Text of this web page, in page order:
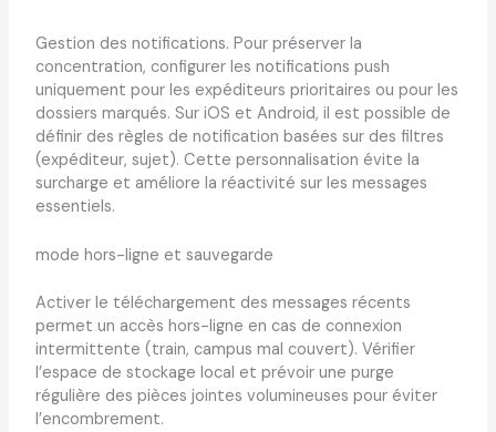
Gestion des notifications. Pour préserver la
concentration, configurer les notifications push
uniquement pour les expéditeurs prioritaires ou pour les
dossiers marqués. Sur iOS et Android, il est possible de
définir des règles de notification basées sur des filtres
(expéditeur, sujet). Cette personnalisation évite la
surcharge et améliore la réactivité sur les messages
essentiels.
mode hors-ligne et sauvegarde
Activer le téléchargement des messages récents
permet un accès hors-ligne en cas de connexion
intermittente (train, campus mal couvert). Vérifier
l’espace de stockage local et prévoir une purge
régulière des pièces jointes volumineuses pour éviter
l’encombrement.